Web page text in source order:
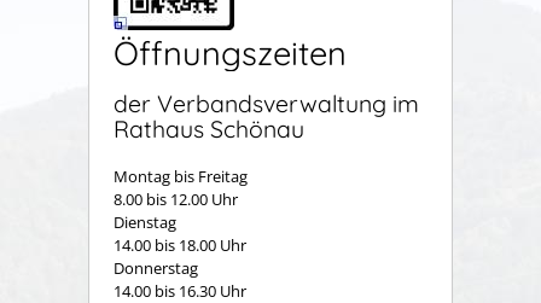
Öffnungszeiten
der Verbandsverwaltung im
Rathaus Schönau
Montag bis Freitag
8.00 bis 12.00 Uhr
Dienstag
14.00 bis 18.00 Uhr
Donnerstag
14.00 bis 16.30 Uhr